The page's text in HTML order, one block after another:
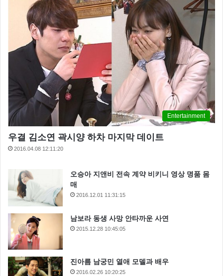
Entertainment
우결 김소연 곽시양 하차 마지막 데이트
2016.04.08 12:11:20
오승아 지앤비 전속 계약 비키니 영상 명품 몸
매
2016.12.01 11:31:15
남보라 동생 사망 안타까운 사연
2015.12.28 10:45:05
진아름 남궁민 열애 모델과 배우
2016.02.26 10:20:25